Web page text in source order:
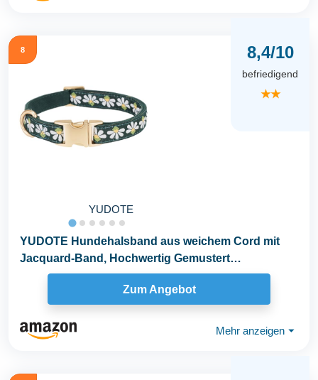
8
YUDOTE
8,4/10
befriedigend
★★
YUDOTE Hundehalsband aus weichem Cord mit
Jacquard-Band, Hochwertig Gemustert
Blumenmuster für...
Zum Angebot
Mehr anzeigen ⏷